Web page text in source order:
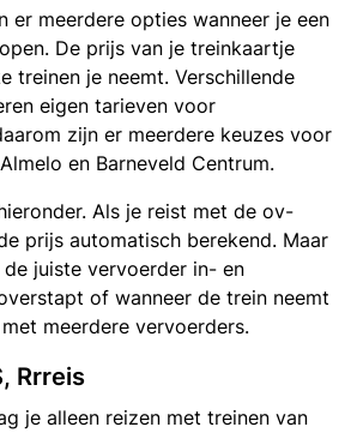
er meerdere opties wanneer je een
De prijs van je treinkaartje
treinen je neemt. Verschillende
eigen tarieven voor
zijn er meerdere keuzes voor
en Barneveld Centrum.
Als je reist met de ov-
prijs automatisch berekend. Maar
juiste vervoerder in- en
of wanneer de trein neemt
meerdere vervoerders.
Rrreis
je alleen reizen met treinen van